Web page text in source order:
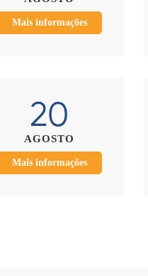
Mais informações
20
AGOSTO
Mais informações